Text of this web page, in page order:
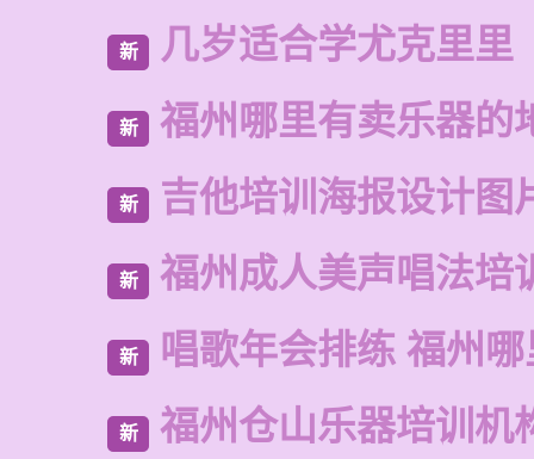
新 几岁适合学尤克里里
新 福州哪里有卖乐器的
新 吉他培训海报设计图
新 福州成人美声唱法培
新 唱歌年会排练 福州
新 福州仓山乐器培训机